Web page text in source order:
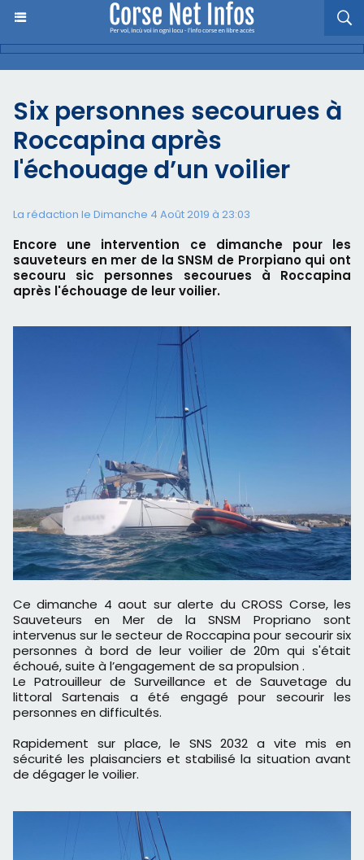
Six personnes secourues à
Roccapina après
l'échouage d’un voilier
La rédaction le Dimanche 4 Août 2019 à 23:03
Encore une intervention ce dimanche pour les
sauveteurs en mer de la SNSM de Prorpiano qui ont
secouru sic personnes secourues à Roccapina
après l'échouage de leur voilier.
Ce dimanche 4 aout sur alerte du CROSS Corse, les
Sauveteurs en Mer de la SNSM Propriano sont
intervenus sur le secteur de Roccapina pour secourir six
personnes à bord de leur voilier de 20m qui s'était
échoué, suite à l’engagement de sa propulsion .
Le Patrouilleur de Surveillance et de Sauvetage du
littoral Sartenais a été engagé pour secourir les
personnes en difficultés.
Rapidement sur place, le SNS 2032 a vite mis en
sécurité les plaisanciers et stabilisé la situation avant
de dégager le voilier.